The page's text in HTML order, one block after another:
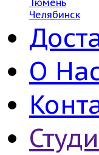
Челябинск
О